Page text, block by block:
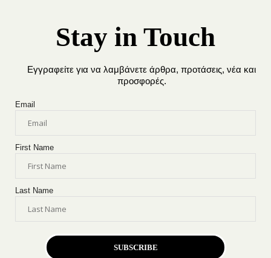
Stay in Touch
Εγγραφείτε για να λαμβάνετε άρθρα, προτάσεις, νέα και
προσφορές.
Email
First Name
Last Name
SUBSCRIBE